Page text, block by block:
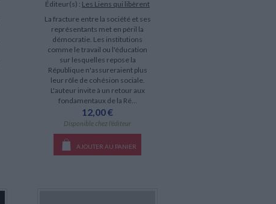
Éditeur(s) : Les Liens qui libèrent
La fracture entre la société et ses
représentants met en péril la
démocratie. Les institutions
comme le travail ou l'éducation
sur lesquelles repose la
République n'assureraient plus
leur rôle de cohésion sociale.
L'auteur invite à un retour aux
fondamentaux de la Ré...
12,00 €
Disponible chez l'éditeur
AJOUTER AU PANIER